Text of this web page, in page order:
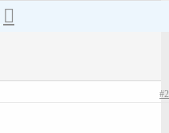
#2